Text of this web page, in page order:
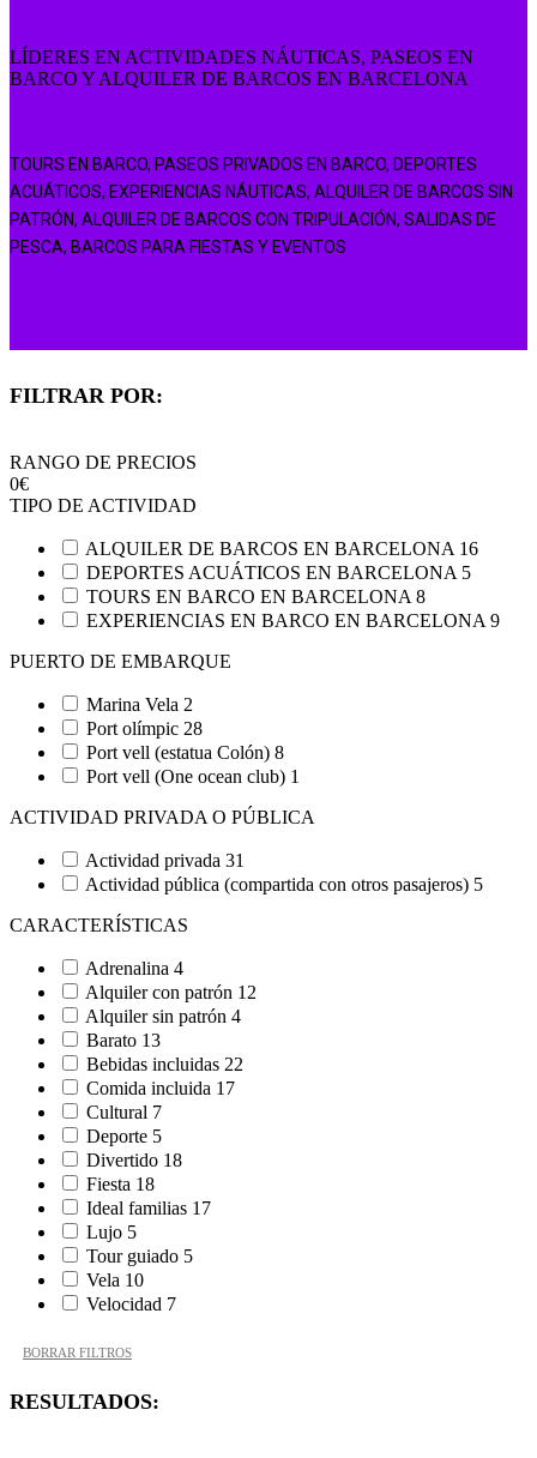
LÍDERES EN ACTIVIDADES NÁUTICAS, PASEOS EN
BARCO Y ALQUILER DE BARCOS EN BARCELONA
TOURS EN BARCO, PASEOS PRIVADOS EN BARCO, DEPORTES
ACUÁTICOS, EXPERIENCIAS NÁUTICAS, ALQUILER DE BARCOS SIN
PATRÓN, ALQUILER DE BARCOS CON TRIPULACIÓN, SALIDAS DE
PESCA, BARCOS PARA FIESTAS Y EVENTOS
FILTRAR POR:
RANGO DE PRECIOS
0€
TIPO DE ACTIVIDAD
ALQUILER DE BARCOS EN BARCELONA 16
DEPORTES ACUÁTICOS EN BARCELONA 5
TOURS EN BARCO EN BARCELONA 8
EXPERIENCIAS EN BARCO EN BARCELONA 9
PUERTO DE EMBARQUE
Marina Vela 2
Port olímpic 28
Port vell (estatua Colón) 8
Port vell (One ocean club) 1
ACTIVIDAD PRIVADA O PÚBLICA
Actividad privada 31
Actividad pública (compartida con otros pasajeros) 5
CARACTERÍSTICAS
Adrenalina 4
Alquiler con patrón 12
Alquiler sin patrón 4
Barato 13
Bebidas incluidas 22
Comida incluida 17
Cultural 7
Deporte 5
Divertido 18
Fiesta 18
Ideal familias 17
Lujo 5
Tour guiado 5
Vela 10
Velocidad 7
BORRAR FILTROS
RESULTADOS: